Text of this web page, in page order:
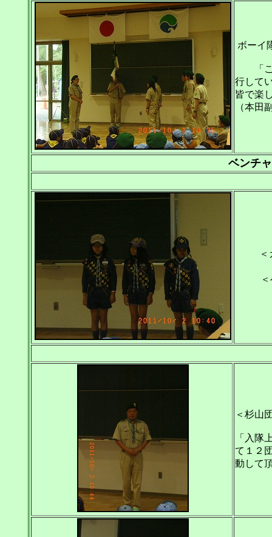
ボーイ
「こ
行して
皆で楽
（本田
ベンチ
＜杉山
「入隊
て１２
動して